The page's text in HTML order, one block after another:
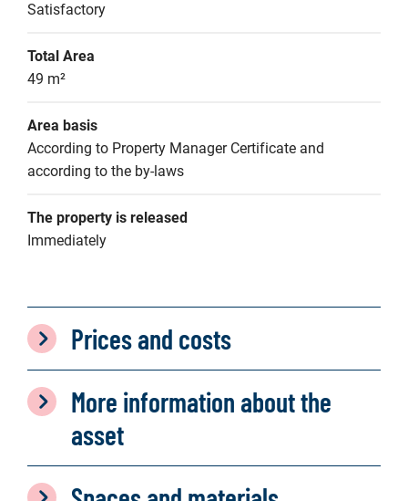
Satisfactory
Total Area
49 m²
Area basis
According to Property Manager Certificate and
according to the by-laws
The property is released
Immediately
Prices and costs
More information about the
asset